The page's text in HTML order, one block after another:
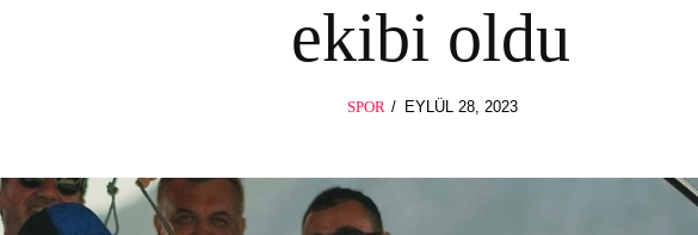
ekibi oldu
SPOR
POSTED
EYLÜL 28, 2023